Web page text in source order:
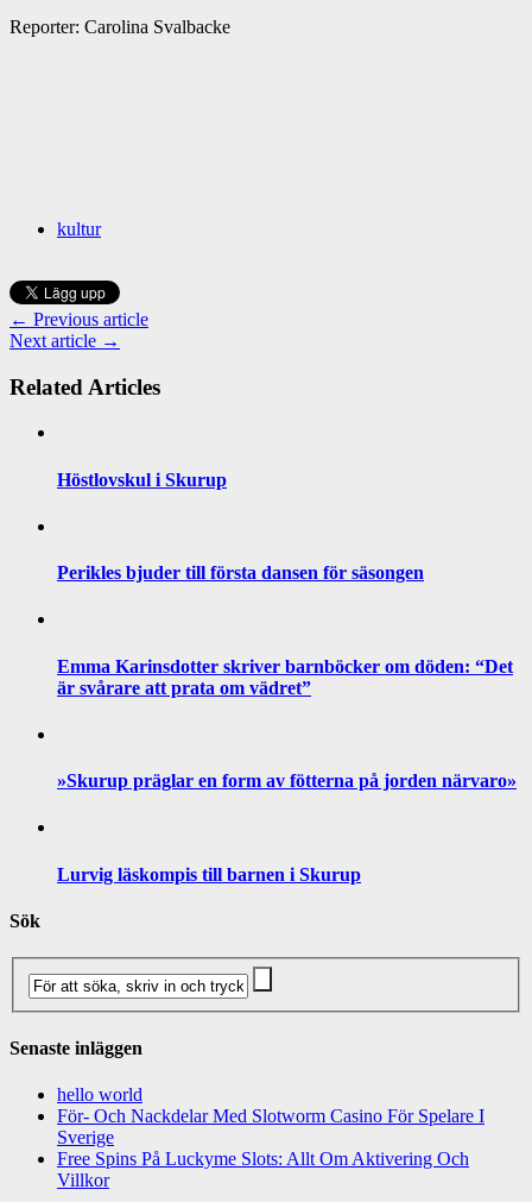
Reporter: Carolina Svalbacke
kultur
← Previous article
Next article →
Related Articles
Höstlovskul i Skurup
Perikles bjuder till första dansen för säsongen
Emma Karinsdotter skriver barnböcker om döden: “Det
är svårare att prata om vädret”
»Skurup präglar en form av fötterna på jorden närvaro»
Lurvig läskompis till barnen i Skurup
Sök
Senaste inläggen
hello world
För- Och Nackdelar Med Slotworm Casino För Spelare I
Sverige
Free Spins På Luckyme Slots: Allt Om Aktivering Och
Villkor